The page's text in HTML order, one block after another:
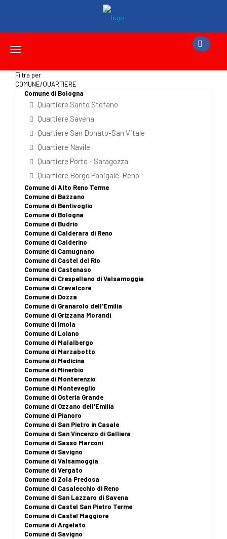
Toggle
Filtra per
COMUNE/QUARTIERE
Comune di Bologna
Quartiere Santo Stefano
Quartiere Savena
Quartiere San Donato-San Vitale
Quartiere Navile
Quartiere Porto - Saragozza
Quartiere Borgo Panigale-Reno
Comune di Alto Reno Terme
Comune di Bazzano
Comune di Bentivoglio
Comune di Bologna
Comune di Budrio
Comune di Calderara di Reno
Comune di Calderino
Comune di Camugnano
Comune di Castel del Rio
Comune di Castenaso
Comune di Crespellano di Valsamoggia
Comune di Crevalcore
Comune di Dozza
Comune di Granarolo dell'Emilia
Comune di Grizzana Morandi
Comune di Imola
Comune di Loiano
Comune di Malalbergo
Comune di Marzabotto
Comune di Medicina
Comune di Minerbio
Comune di Monterenzio
Comune di Monteveglio
Comune di Osteria Grande
Comune di Ozzano dell'Emilia
Comune di Pianoro
Comune di San Pietro in Casale
Comune di San Vincenzo di Galliera
Comune di Sasso Marconi
Comune di Savigno
Comune di Valsamoggia
Comune di Vergato
Comune di Zola Predosa
Comune di Casalecchio di Reno
Comune di San Lazzaro di Savena
Comune di Castel San Pietro Terme
Comune di Castel Maggiore
Comune di Argelato
Comune di Savigno